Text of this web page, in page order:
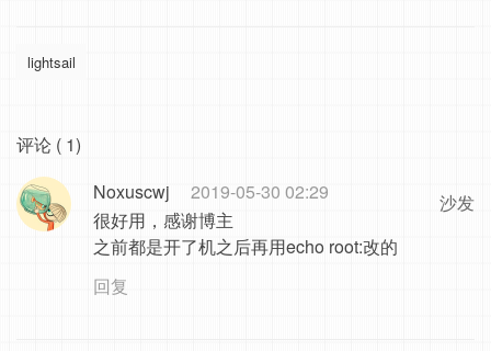
lightsail
评论 ( 1)
沙发
Noxuscwj
2019-05-30 02:29
很好用，感谢博主
之前都是开了机之后再用echo root:改的
回复